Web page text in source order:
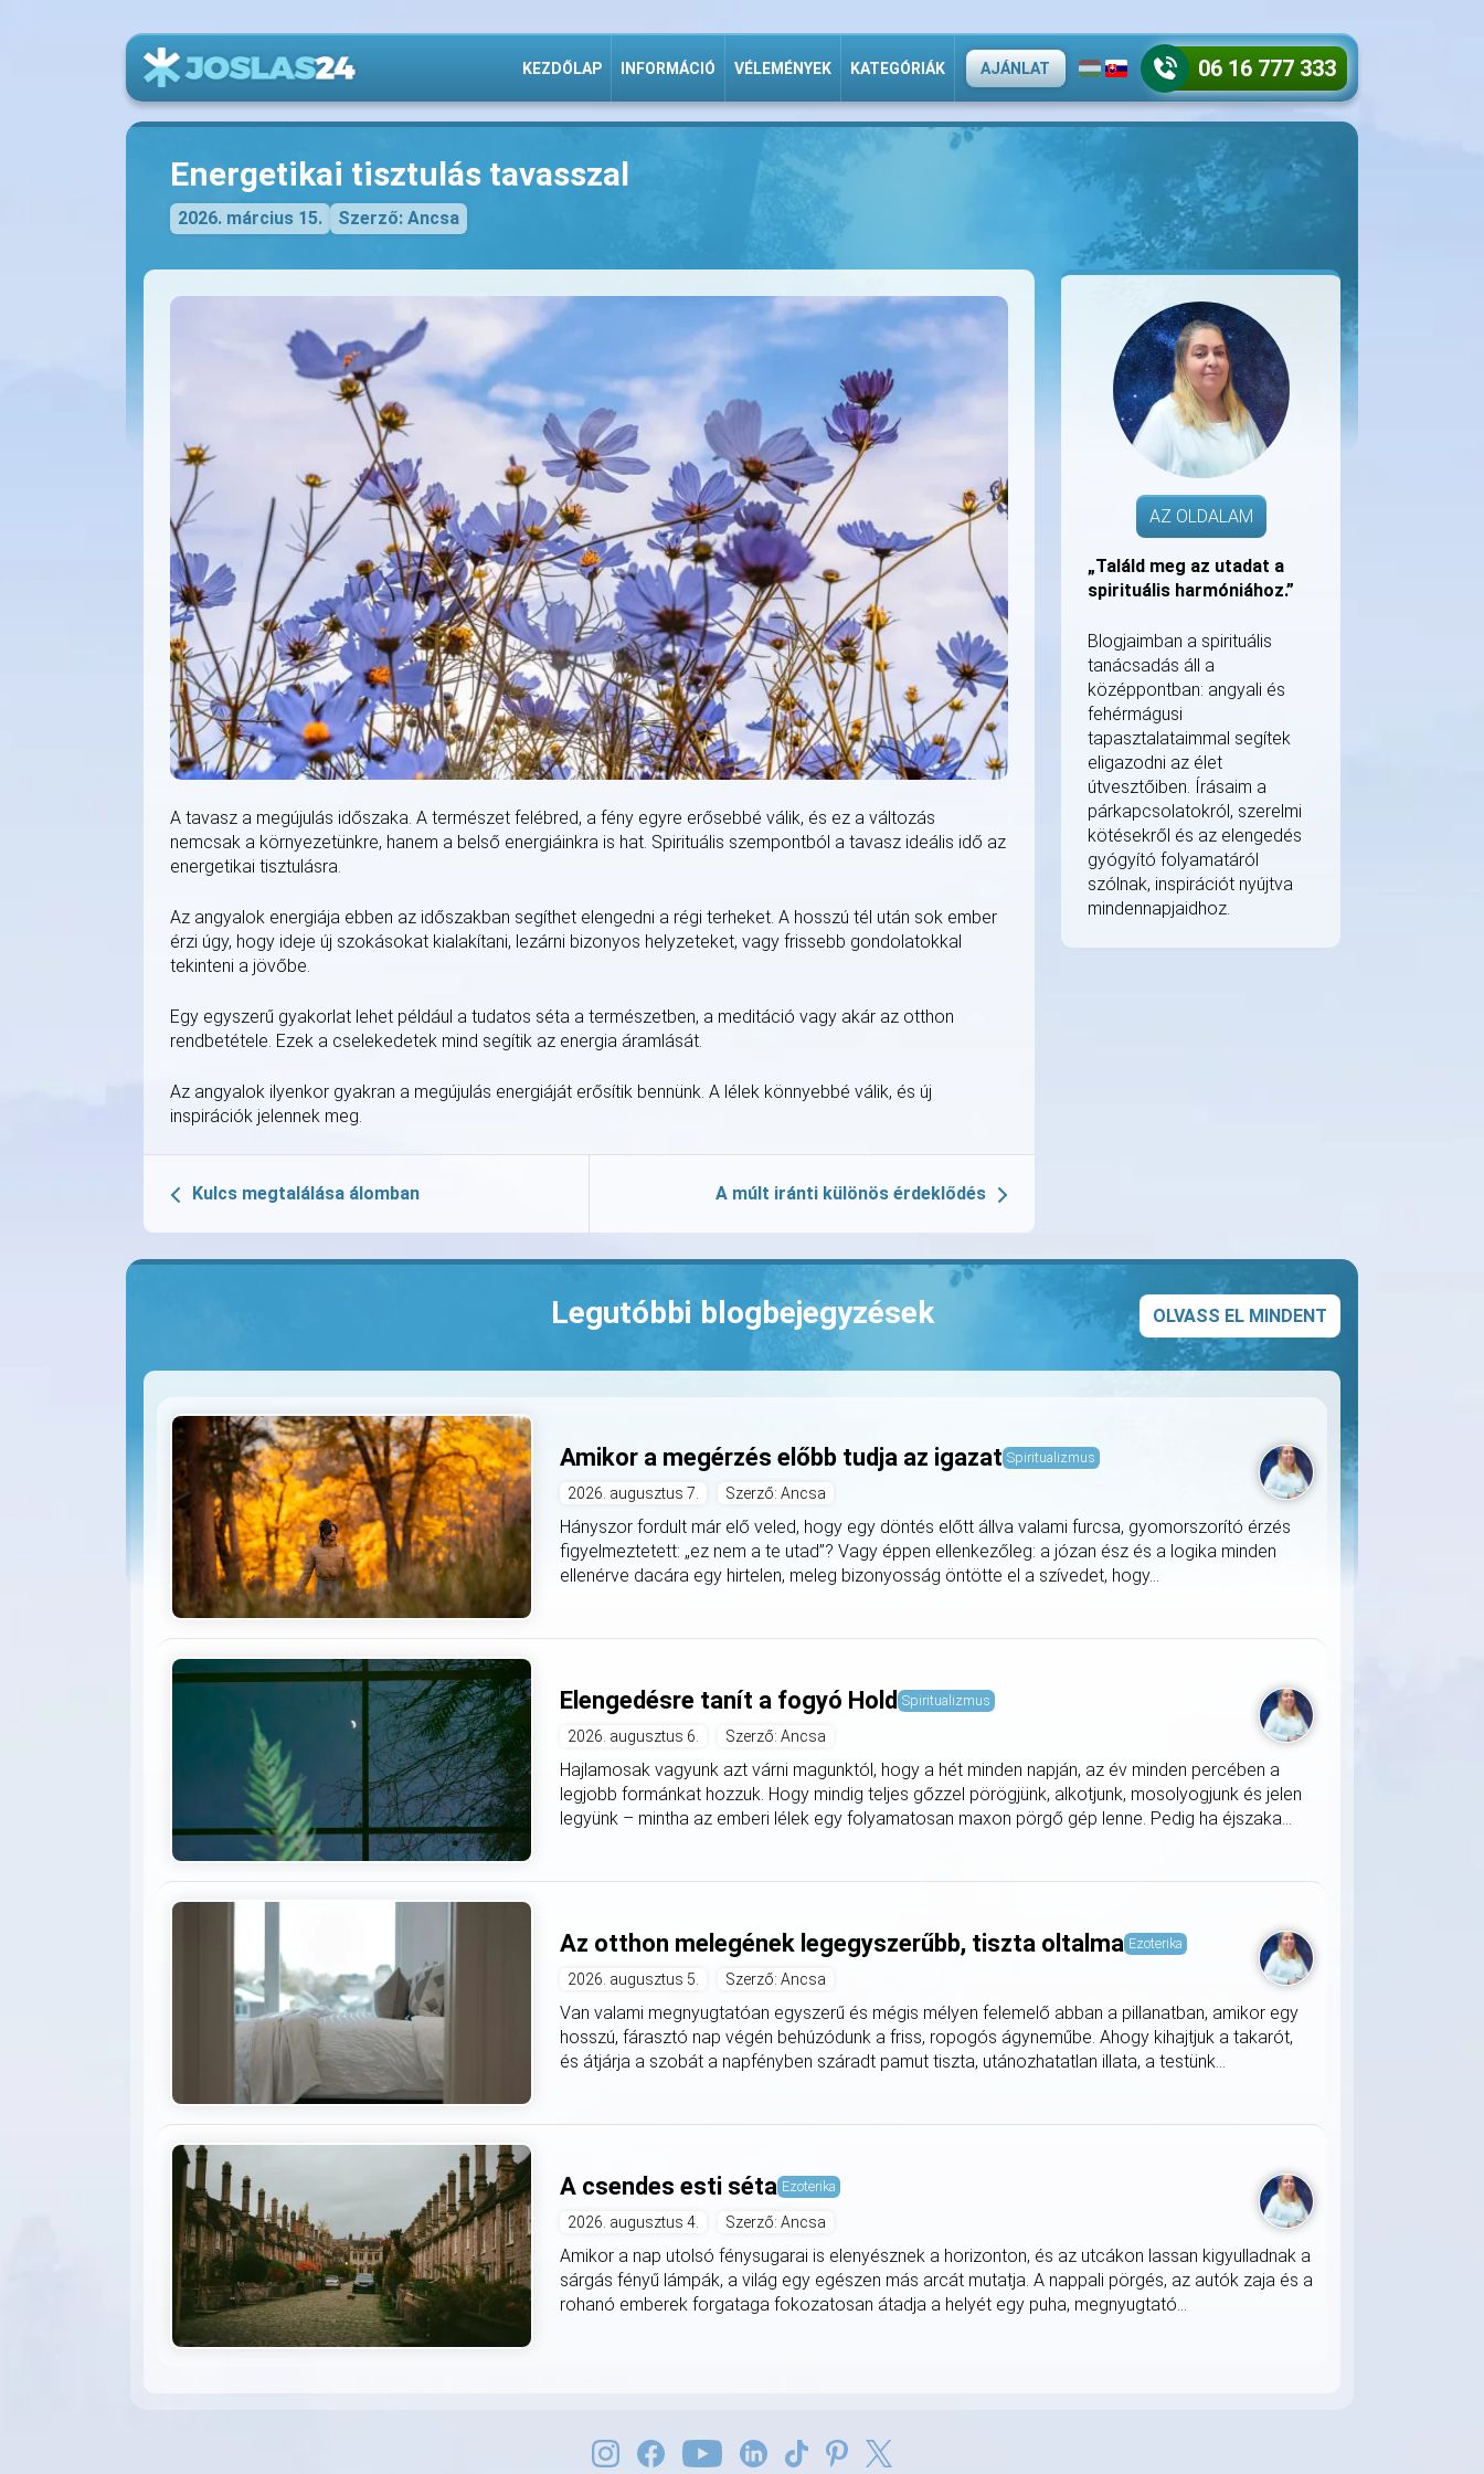
KEZDŐLAP INFORMÁCIÓ VÉLEMÉNYEK KATEGÓRIÁK AJÁNLAT 06 16 777 333
Energetikai tisztulás tavasszal
2026. március 15. Szerző: Ancsa
A tavasz a megújulás időszaka. A természet felébred, a fény egyre erősebbé válik, és ez a változás
nemcsak a környezetünkre, hanem a belső energiáinkra is hat. Spirituális szempontból a tavasz ideális idő az
energetikai tisztulásra.
Az angyalok energiája ebben az időszakban segíthet elengedni a régi terheket. A hosszú tél után sok ember
érzi úgy, hogy ideje új szokásokat kialakítani, lezárni bizonyos helyzeteket, vagy frissebb gondolatokkal
tekinteni a jövőbe.
Egy egyszerű gyakorlat lehet például a tudatos séta a természetben, a meditáció vagy akár az otthon
rendbetétele. Ezek a cselekedetek mind segítik az energia áramlását.
Az angyalok ilyenkor gyakran a megújulás energiáját erősítik bennünk. A lélek könnyebbé válik, és új
inspirációk jelennek meg.
Kulcs megtalálása álomban A múlt iránti különös érdeklődés
AZ OLDALAM
„Találd meg az utadat a
spirituális harmóniához.”
Blogjaimban a spirituális
tanácsadás áll a
középpontban: angyali és
fehérmágusi
tapasztalataimmal segítek
eligazodni az élet
útvesztőiben. Írásaim a
párkapcsolatokról, szerelmi
kötésekről és az elengedés
gyógyító folyamatáról
szólnak, inspirációt nyújtva
mindennapjaidhoz.
Legutóbbi blogbejegyzések OLVASS EL MINDENT
Amikor a megérzés előbb tudja az igazat Spiritualizmus
2026. augusztus 7. Szerző: Ancsa
Hányszor fordult már elő veled, hogy egy döntés előtt állva valami furcsa, gyomorszorító érzés
figyelmeztetett: „ez nem a te utad”? Vagy éppen ellenkezőleg: a józan ész és a logika minden
ellenérve dacára egy hirtelen, meleg bizonyosság öntötte el a szívedet, hogy...
Elengedésre tanít a fogyó Hold Spiritualizmus
2026. augusztus 6. Szerző: Ancsa
Hajlamosak vagyunk azt várni magunktól, hogy a hét minden napján, az év minden percében a
legjobb formánkat hozzuk. Hogy mindig teljes gőzzel pörögjünk, alkotjunk, mosolyogjunk és jelen
legyünk – mintha az emberi lélek egy folyamatosan maxon pörgő gép lenne. Pedig ha éjszaka...
Az otthon melegének legegyszerűbb, tiszta oltalma Ezoterika
2026. augusztus 5. Szerző: Ancsa
Van valami megnyugtatóan egyszerű és mégis mélyen felemelő abban a pillanatban, amikor egy
hosszú, fárasztó nap végén behúzódunk a friss, ropogós ágyneműbe. Ahogy kihajtjuk a takarót,
és átjárja a szobát a napfényben száradt pamut tiszta, utánozhatatlan illata, a testünk...
A csendes esti séta Ezoterika
2026. augusztus 4. Szerző: Ancsa
Amikor a nap utolsó fénysugarai is elenyésznek a horizonton, és az utcákon lassan kigyulladnak a
sárgás fényű lámpák, a világ egy egészen más arcát mutatja. A nappali pörgés, az autók zaja és a
rohanó emberek forgataga fokozatosan átadja a helyét egy puha, megnyugtató...